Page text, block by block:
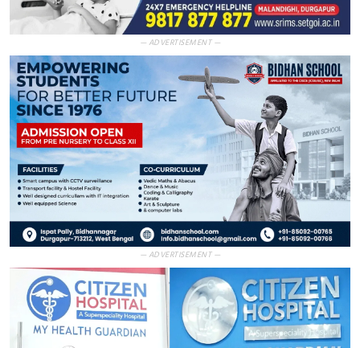
— ADVERTISEMENT —
— ADVERTISEMENT —